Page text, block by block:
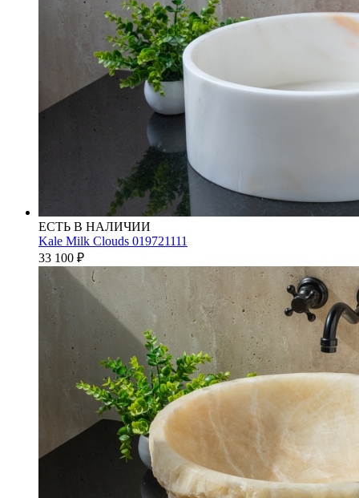
ЕСТЬ В НАЛИЧИИ
Kale Milk Clouds 019721111
33 100 ₽